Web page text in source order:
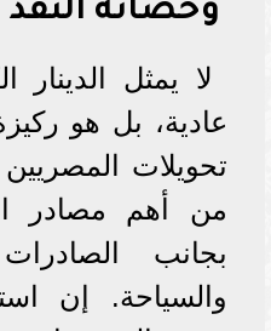
وحصانة النقد
لا يمثل
عادية، بل هو
تحويلات المصريين
من أهم مصادر
بجانب
والسياحة. إن